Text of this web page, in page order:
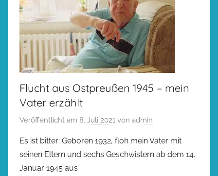
Flucht aus Ostpreußen 1945 – mein
Vater erzählt
Veröffentlicht am 8. Juli 2021 von admin
Es ist bitter: Geboren 1932, floh mein Vater mit
seinen Eltern und sechs Geschwistern ab dem 14.
Januar 1945 aus